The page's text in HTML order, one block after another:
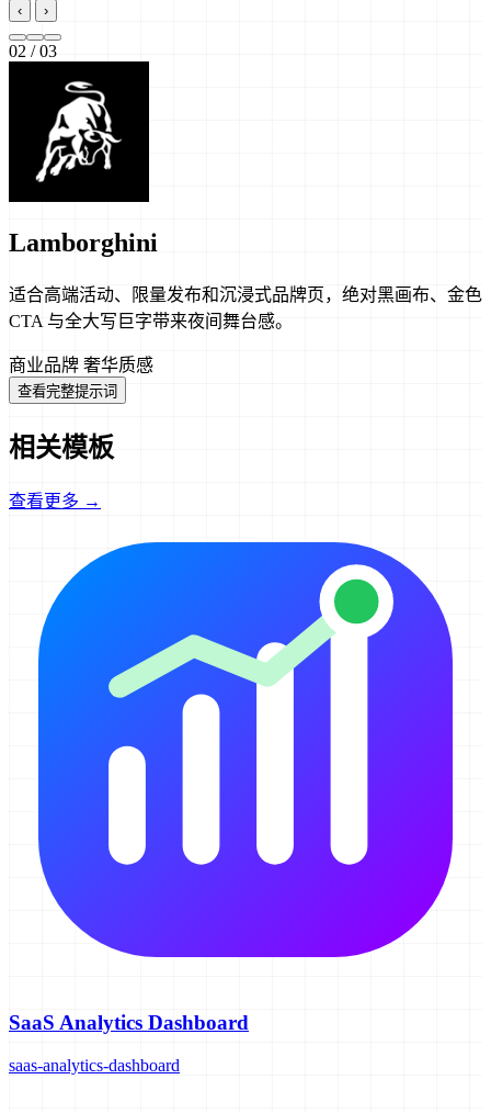
‹ ›
02 / 03
Lamborghini
适合高端活动、限量发布和沉浸式品牌页，绝对黑画布、金色
CTA 与全大写巨字带来夜间舞台感。
商业品牌 奢华质感
查看完整提示词
相关模板
查看更多 →
SaaS Analytics Dashboard
saas-analytics-dashboard